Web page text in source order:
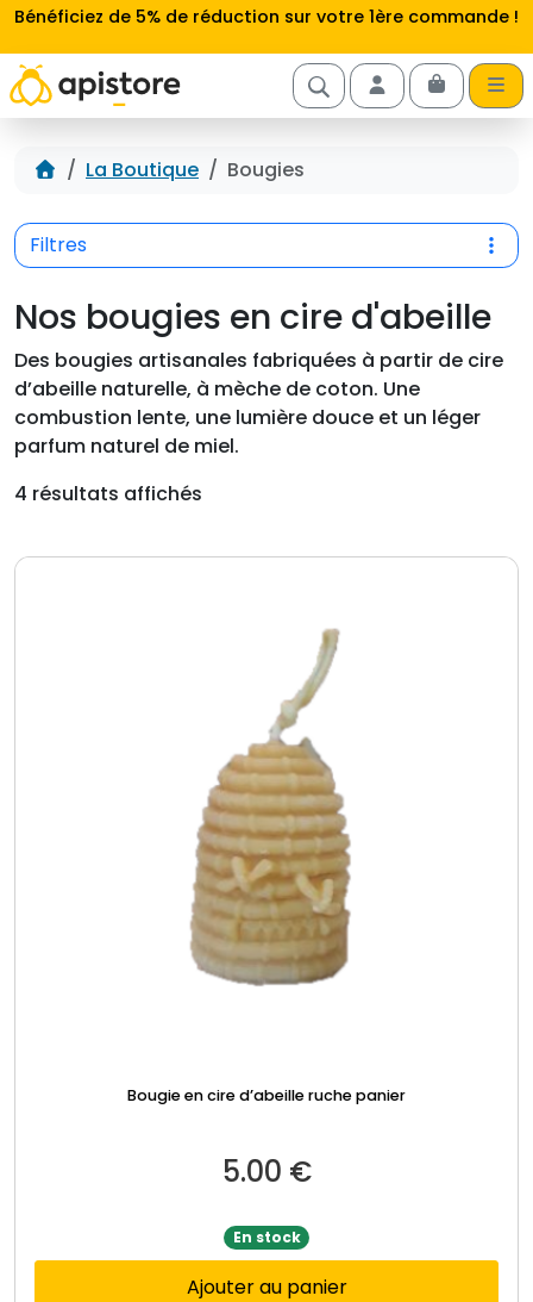
Aller au contenu
Bénéficiez de 5% de réduction sur votre 1ère commande !
Account
Cart
Accueil
La Boutique Bougies
Filtres
Nos bougies en cire d'abeille
Des bougies artisanales fabriquées à partir de cire
d’abeille naturelle, à mèche de coton. Une
combustion lente, une lumière douce et un léger
parfum naturel de miel.
4 résultats affichés
Bougie en cire d’abeille ruche panier
5.00 €
En stock
Ajouter au panier